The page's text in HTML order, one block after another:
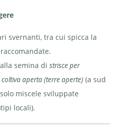
svernanti, tra cui spicca la
semina di strisce per
aperta (terre aperte) (a sud
miscele sviluppate
locali).